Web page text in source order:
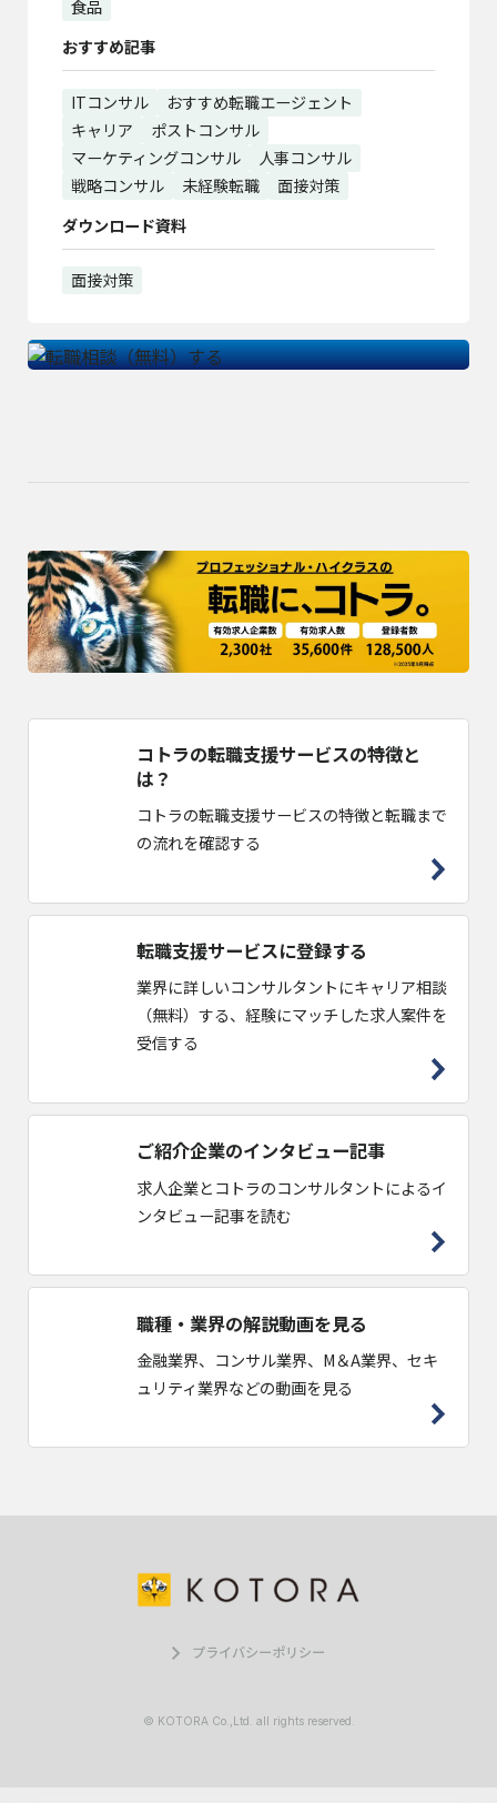
食品
おすすめ記事
ITコンサル
おすすめ転職エージェント
キャリア
ポストコンサル
マーケティングコンサル
人事コンサル
戦略コンサル
未経験転職
面接対策
ダウンロード資料
面接対策
コトラの転職支援サービスの特徴と
は？
コトラの転職支援サービスの特徴と転職まで
の流れを確認する
転職支援サービスに登録する
業界に詳しいコンサルタントにキャリア相談
（無料）する、経験にマッチした求人案件を
受信する
ご紹介企業のインタビュー記事
求人企業とコトラのコンサルタントによるイ
ンタビュー記事を読む
職種・業界の解説動画を見る
金融業界、コンサル業界、M＆A業界、セキ
ュリティ業界などの動画を見る
プライバシーポリシー
© KOTORA Co.,Ltd. all rights reserved.